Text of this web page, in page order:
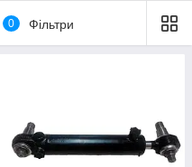
0 Фільтри